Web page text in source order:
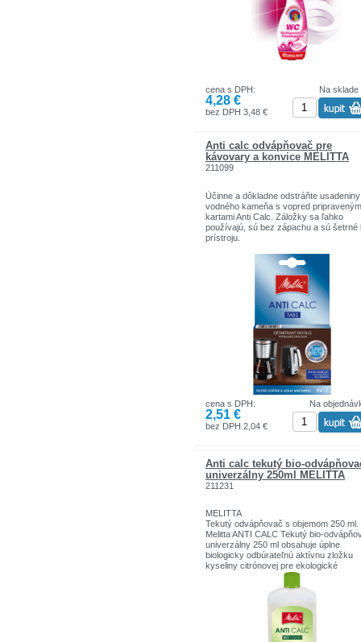
Jeho inovatívny sprej, ktorý funguje aj
nohami, vám umožní dostať sa do
najskrytejších kútov vo vnútri aj mimo
Na sklade
cena s DPH:
4,28 €
bez DPH 3,48 €
Anti calc odvápňovač pre
kávovary a konvice MELITTA
211099
Účinne a dôkladne odstráňte usadeniny
vodného kameňa s vopred
kartami Anti Calc. Záložky sa ľahko
používajú, sú bez zápachu a sú šetrné
prístroju.
Na
cena s DPH:
2,51 €
bez DPH 2,04 €
Anti calc tekutý bio-
univerzálny 250ml MELITTA
211231
MELITTA
Tekutý odvápňovač s objemom 250 ml.
Melitta ANTI CALC Tekutý bio-
univerzálny 250 ml obsahuje úplne
biologicky odbúrateľnú aktívnu zložku
kyseliny citrónovej pre ekologické
odvápňovanie najrôznejších nádob a